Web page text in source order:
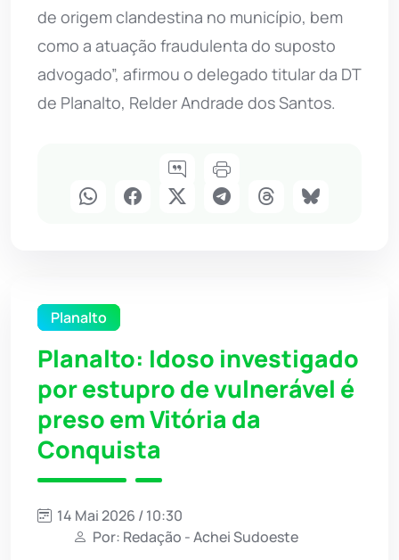
de origem clandestina no município, bem
como a atuação fraudulenta do suposto
advogado”, afirmou o delegado titular da DT
de Planalto, Relder Andrade dos Santos.
Planalto
Planalto: Idoso investigado
por estupro de vulnerável é
preso em Vitória da
Conquista
14 Mai 2026 / 10:30
Por: Redação - Achei Sudoeste